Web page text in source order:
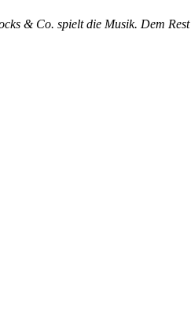
& Co. spielt die Musik. Dem Rest